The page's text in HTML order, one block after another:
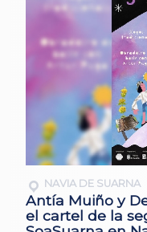
NAVIA DE SUARNA
Antía Muiño y
el cartel de la